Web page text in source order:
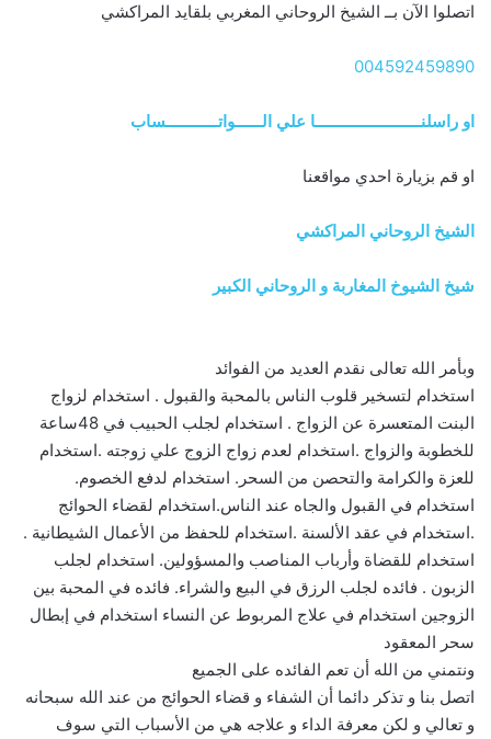
اتصلوا الآن بــ الشيخ الروحاني المغربي بلقايد المراكشي
004592459890
او راسلنــــــــــــــــــــــــا علي الــــــواتــــــــــــساب
او قم بزيارة احدي مواقعنا
الشيخ الروحاني المراكشي
شيخ الشيوخ المغاربة و الروحاني الكبير
وبأمر الله تعالى نقدم العديد من الفوائد
استخدام لتسخير قلوب الناس بالمحبة والقبول . استخدام لزواج
البنت المتعسرة عن الزواج . استخدام لجلب الحبيب في 48ساعة
للخطوبة والزواج .استخدام لعدم زواج الزوج علي زوجته .استخدام
للعزة والكرامة والتحصن من السحر. استخدام لدفع الخصوم.
استخدام في القبول والجاه عند الناس.استخدام لقضاء الحوائج
.استخدام في عقد الألسنة .استخدام للحفظ من الأعمال الشيطانية .
استخدام للقضاة وأرباب المناصب والمسؤولين. استخدام لجلب
الزبون . فائده لجلب الرزق في البيع والشراء. فائده في المحبة بين
الزوجين استخدام في علاج المربوط عن النساء استخدام في إبطال
سحر المعقود
ونتمني من الله أن تعم الفائده على الجميع
اتصل بنا و تذكر دائما أن الشفاء و قضاء الحوائج من عند الله سبحانه
و تعالي و لكن معرفة الداء و علاجه هي من الأسباب التي سوف